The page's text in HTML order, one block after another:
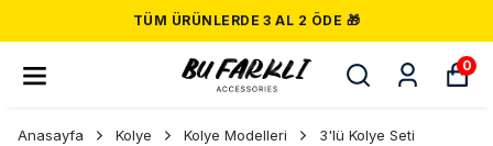
TÜM ÜRÜNLERDE 3 AL 2 ÖDE 🎁
0
Anasayfa Kolye Kolye Modelleri 3'lü Kolye Seti